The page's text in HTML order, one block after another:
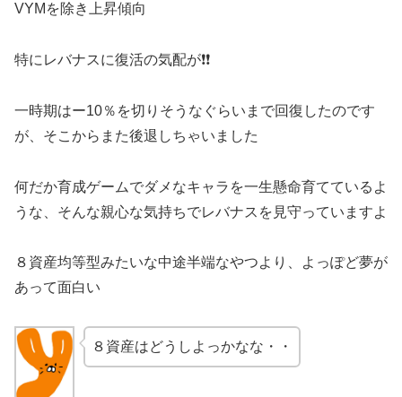
VYMを除き上昇傾向
特にレバナスに復活の気配が❗️❗️
一時期はー10％を切りそうなぐらいまで回復したのです
が、そこからまた後退しちゃいました
何だか育成ゲームでダメなキャラを一生懸命育てているよ
うな、そんな親心な気持ちでレバナスを見守っていますよ
８資産均等型みたいな中途半端なやつより、よっぽど夢が
あって面白い
８資産はどうしよっかなな・・